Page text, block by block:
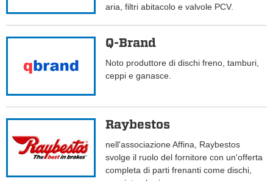
aria, filtri abitacolo e valvole PCV.
Q-Brand
Noto produttore di dischi freno, tamburi,
ceppi e ganasce.
Raybestos
nell'associazione Affina, Raybestos
svolge il ruolo del fornitore con un'offerta
completa di parti frenanti come dischi,